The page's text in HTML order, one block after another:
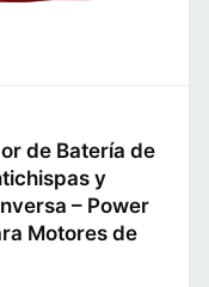
de Batería de
y
– Power
Motores de